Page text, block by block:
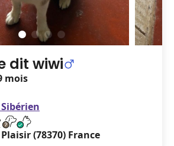
dit wiwi
mois
Plaisir (78370) France